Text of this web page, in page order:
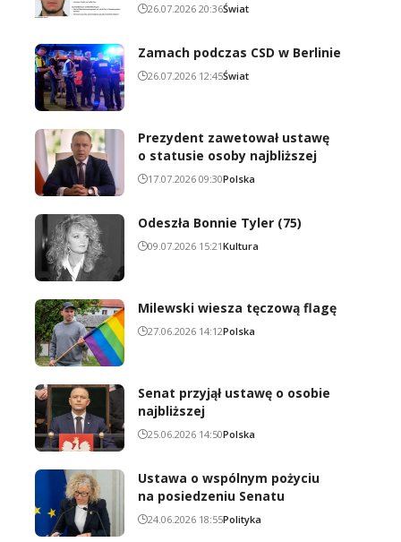
26.07.2026 20:36Świat
Zamach podczas CSD w Berlinie
26.07.2026 12:45Świat
Prezydent zawetował ustawę
o statusie osoby najbliższej
17.07.2026 09:30Polska
Odeszła Bonnie Tyler (75)
09.07.2026 15:21Kultura
Milewski wiesza tęczową flagę
27.06.2026 14:12Polska
Senat przyjął ustawę o osobie
najbliższej
25.06.2026 14:50Polska
Ustawa o wspólnym pożyciu
na posiedzeniu Senatu
24.06.2026 18:55Polityka